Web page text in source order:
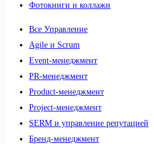
Фотокниги и коллажи
Все Управление
Agile и Scrum
Event-менеджмент
PR-менеджмент
Product-менеджмент
Project-менеджмент
SERM и управление репутацией
Бренд-менеджмент